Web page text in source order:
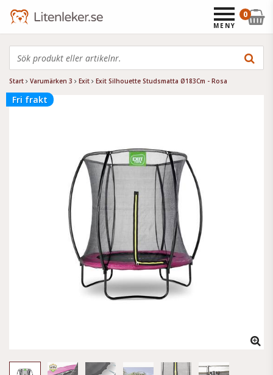
Start Varumärken 3 Exit Exit Silhouette Studsmatta Ø183Cm - Rosa
Fri frakt
0
MENY